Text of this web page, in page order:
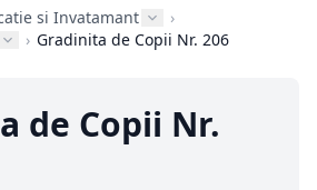
posibilitatea firmel...
si Invatamant
›
› Gradinita de Copii Nr. 206
de Copii Nr.